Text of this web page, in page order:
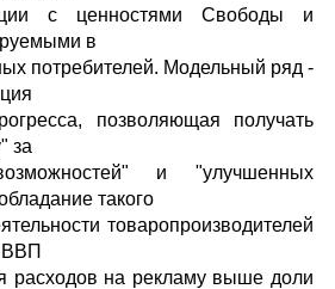
с ценностями Свободы и
в
потребителей. Модельный ряд -
позволяющая получать
за
и "улучшенных
такого
товаропроизводителей
ВВП
расходов на рекламу выше доли